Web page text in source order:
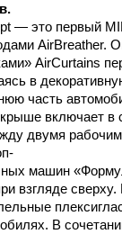
— это первый
AirBreather.
AirCurtains
в
часть
включает в
двумя
машин
взгляде
В